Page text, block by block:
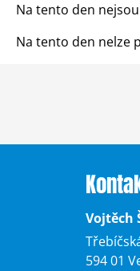
Na tento den
Na tento den nelze
Vojtěch
594 01